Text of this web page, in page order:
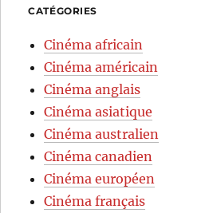
CATÉGORIES
Cinéma africain
Cinéma américain
Cinéma anglais
Cinéma asiatique
Cinéma australien
Cinéma canadien
Cinéma européen
Cinéma français